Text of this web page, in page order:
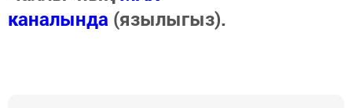
каналында (язылыгыз).